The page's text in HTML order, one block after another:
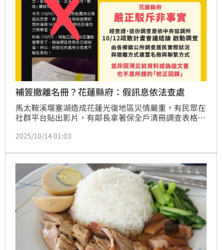
補簽撤離名冊？花蓮縣府：假訊息依法查處
馬太鞍溪堰塞湖造成花蓮光復地區災情嚴重，有民眾在
社群平台貼出影片，有鄰長拿著保全戶清冊調查表格，
聲明駁斥，花蓮縣府並呼籲民眾切勿以片面或未經查證
防救法》第53條、《社會秩序維護法》第63條，依法
查處，以維護前線救災秩序。
2025/10/14 01:03